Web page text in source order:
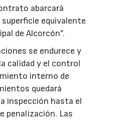
abarcará
equivalente
de Alcorcón”.
se endurece y
calidad y el control
interno de
quedará
inspección hasta el
penalización. Las